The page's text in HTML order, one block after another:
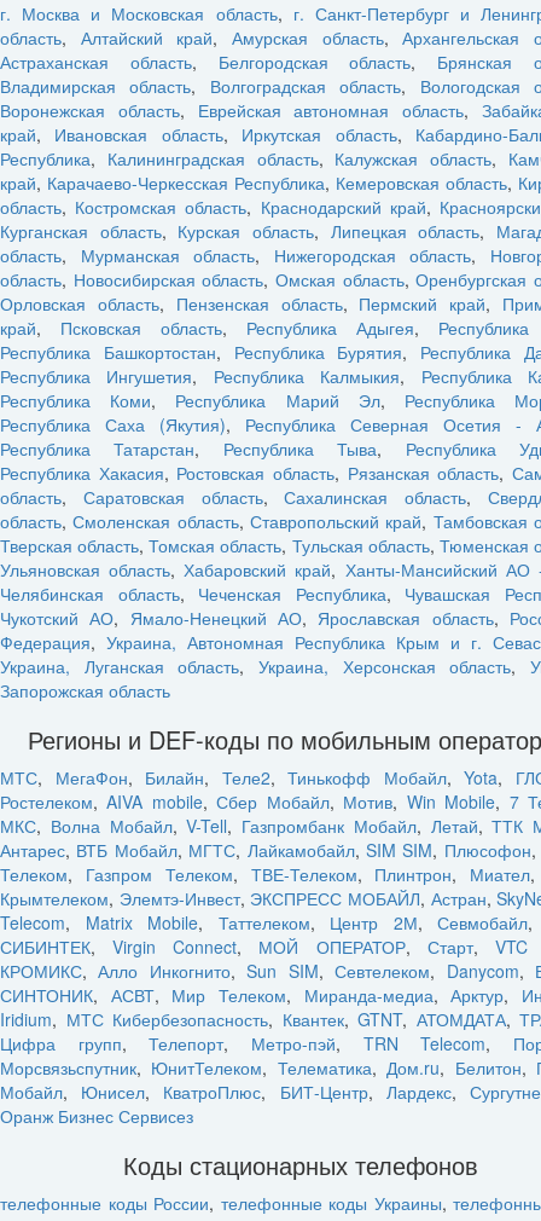
г. Москва и Московская область, г. Санкт-Петербург и
область, Алтайский край,Амурская область,Архангельская
Астраханская область, Белгородская область, Брянская
Владимирская область, Волгоградская область, Вологодская
Воронежская область, Еврейская автономная область,
край, Ивановская область, Иркутская область, Кабардино-
Республика, Калининградская область, Калужская область,
край, Карачаево-Черкесская Республика, Кемеровская область,
область, Костромская область, Краснодарский край,
Курганская область, Курская область, Липецкая область,
область, Мурманская область, Нижегородская область,
область, Новосибирская область,Омская область,Оренбургская
Орловская область, Пензенская область, Пермский край,
край, Псковская область, Республика Адыгея,
Республика Башкортостан, Республика Бурятия, Республика
Республика Ингушетия, Республика Калмыкия, Республика
Республика Коми, Республика Марий Эл, Республика
Республика Саха (Якутия), Республика Северная Осетия -
Республика Татарстан, Республика Тыва, Республика
Республика Хакасия, Ростовская область, Рязанская область,
область, Саратовская область,Сахалинская область,
область,Смоленская область,Ставропольский край, Тамбовская
Тверская область,Томская область, Тульская область, Тюменская
Ульяновская область,Хабаровский край, Ханты-Мансийский
Челябинская область, Чеченская Республика, Чувашская
Чукотский АО, Ямало-Ненецкий АО, Ярославская область,
Федерация, Украина, Автономная Республика Крым и г.
Украина, Луганская область,Украина, Херсонская область,
Запорожская область
Регионы и DEF-коды по мобильным
МТС, МегаФон, Билайн, Теле2,Тинькофф Мобайл,Yota,
Ростелеком,AIVA mobile,Сбер Мобайл, Мотив, Win Mobile, 7
МКС, Волна Мобайл,V-Tell, Газпромбанк Мобайл, Летай,ТТК
Антарес, ВТБ Мобайл, МГТС, Лайкамобайл, SIM SIM, Плюсофон,
Телеком, Газпром Телеком, ТВЕ-Телеком, Плинтрон, Миател
Крымтелеком, Элемтэ-Инвест, ЭКСПРЕСС МОБАЙЛ, Астран,
Telecom, Matrix Mobile, Таттелеком, Центр 2М,Севмобайл
СИБИНТЕК,Virgin Connect, МОЙ ОПЕРАТОР, Старт, VTC
КРОМИКС,Алло Инкогнито,Sun SIM,Севтелеком, Danycom,
СИНТОНИК, АСВТ, Мир Телеком, Миранда-медиа,Арктур,
Iridium, МТС Кибербезопасность, Квантек, GTNT, АТОМДАТА,
Цифра групп,Телепорт, Метро-пэй, TRN Telecom,
Морсвязьспутник, ЮнитТелеком, Телематика,Дом.ru, Белитон,
Мобайл, Юнисел, КватроПлюс, БИТ-Центр, Лардекс,
Оранж Бизнес Сервисез
Коды стационарных телефонов
телефонные коды России, телефонные коды Украины,